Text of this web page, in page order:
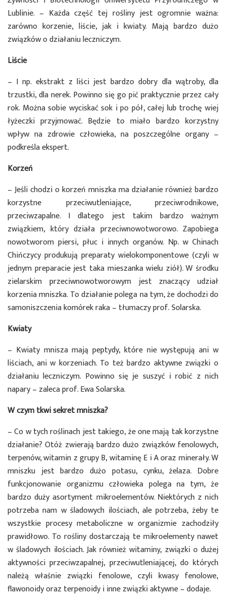
Lublinie. – Każda część tej rośliny jest ogromnie ważna:
zarówno korzenie, liście, jak i kwiaty. Mają bardzo dużo
związków o działaniu leczniczym.
Liście
– I np. ekstrakt z liści jest bardzo dobry dla wątroby, dla
trzustki, dla nerek. Powinno się go pić praktycznie przez cały
rok. Można sobie wyciskać sok i po pół, całej lub trochę wiej
łyżeczki przyjmować. Będzie to miało bardzo korzystny
wpływ na zdrowie człowieka, na poszczególne organy –
podkreśla ekspert.
Korzeń
– Jeśli chodzi o korzeń mniszka ma działanie również bardzo
korzystne przeciwutleniające, przeciwrodnikowe,
przeciwzapalne. I dlatego jest takim bardzo ważnym
związkiem, który działa przeciwnowotworowo. Zapobiega
nowotworom piersi, płuc i innych organów. Np. w Chinach
Chińczycy produkują preparaty wielokomponentowe (czyli w
jednym preparacie jest taka mieszanka wielu ziół). W środku
zielarskim przeciwnowotworowym jest znaczący udział
korzenia mniszka. To działanie polega na tym, że dochodzi do
samoniszczenia komórek raka – tłumaczy prof. Solarska.
Kwiaty
– Kwiaty mnisza mają peptydy, które nie występują ani w
liściach, ani w korzeniach. To też bardzo aktywne związki o
działaniu leczniczym. Powinno się je suszyć i robić z nich
napary – zaleca prof. Ewa Solarska.
W czym tkwi sekret mniszka?
– Co w tych roślinach jest takiego, że one mają tak korzystne
działanie? Otóż zwierają bardzo dużo związków fenolowych,
terpenów, witamin z grupy B, witaminę E i A oraz minerały. W
mniszku jest bardzo dużo potasu, cynku, żelaza. Dobre
funkcjonowanie organizmu człowieka polega na tym, że
bardzo duży asortyment mikroelementów. Niektórych z nich
potrzeba nam w śladowych ilościach, ale potrzeba, żeby te
wszystkie procesy metaboliczne w organizmie zachodziły
prawidłowo. To rośliny dostarczają te mikroelementy nawet
w śladowych ilościach. Jak również witaminy, związki o dużej
aktywności przeciwzapalnej, przeciwutleniającej, do których
należą właśnie związki fenolowe, czyli kwasy fenolowe,
flawonoidy oraz terpenoidy i inne związki aktywne – dodaje.